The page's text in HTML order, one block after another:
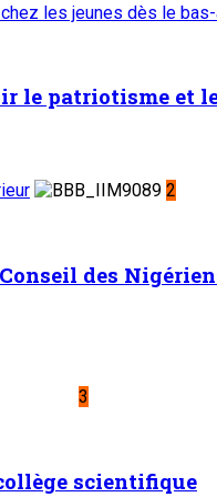
les jeunes dès le
le patriotisme et
2
des
3
scientifique